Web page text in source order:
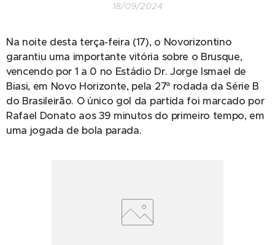
18/09/2024
Na noite desta terça-feira (17), o Novorizontino
garantiu uma importante vitória sobre o Brusque,
vencendo por 1 a 0 no Estádio Dr. Jorge Ismael de
Biasi, em Novo Horizonte, pela 27ª rodada da Série B
do Brasileirão. O único gol da partida foi marcado por
Rafael Donato aos 39 minutos do primeiro tempo, em
uma jogada de bola parada.